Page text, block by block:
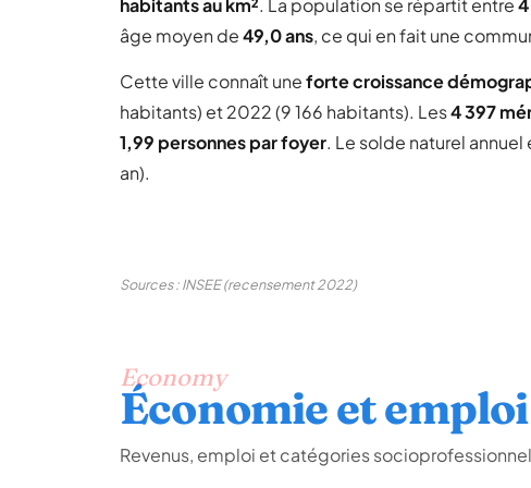
habitants au km². La population se répartit entre
âge moyen de49,0 ans, ce qui en fait une
Cette ville connaît uneforte croissance
habitants) et 2022 (9 166 habitants). Les4 397
1,99 personnes par foyer. Le solde naturel annuel
an).
Sources : INSEE (recensement 2022)
Economy
Économie et emploi
Revenus, emploi et catégories